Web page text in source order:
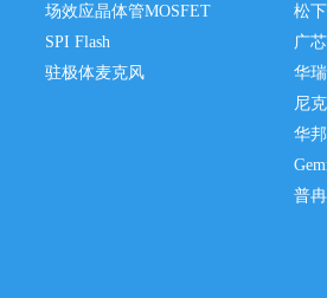
场效应晶体管MOSFET
SPI Flash
驻极体麦克风
松
广
华
尼
华
普